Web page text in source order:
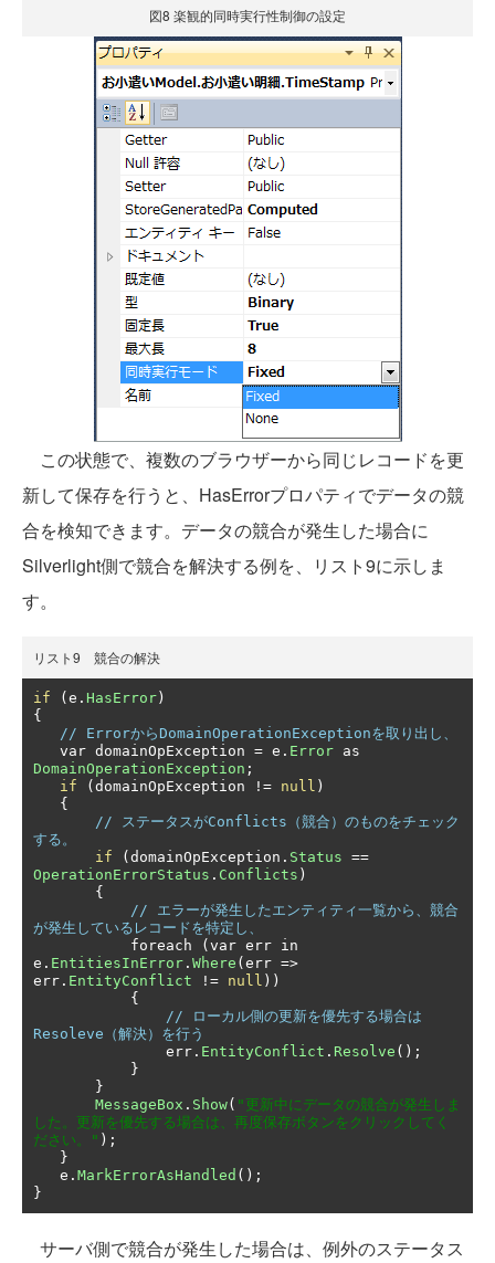
図8 楽観的同時実行性制御の設定
この状態で、複数のブラウザーから同じレコードを更
新して保存を行うと、HasErrorプロパティでデータの競
合を検知できます。データの競合が発生した場合に
Silverlight側で競合を解決する例を、リスト9に示しま
す。
リスト9 競合の解決
if ( e . HasError )
{
// ErrorからDomainOperationExceptionを取り出し、
   var domainOpException
= e . Error
DomainOperationException ;
if
( domainOpException != null )
{
// ステータスがConflicts（競合）のものをチェック
する。
if
( domainOpException . Status ==
OperationErrorStatus . Conflicts )
{
// エラーが発生したエンティティ一覧から、競合
が発生しているレコードを特定し、
           foreach
( var err in
e . EntitiesInError . Where ( err =>
err . EntityConflict != null ))
{
// ローカル側の更新を優先する場合は
Resoleve（解決）を行う
               err
. EntityConflict . Resolve ();
}
}
MessageBox . Show( "更新中にデータの競合が発生しま
した。更新を優先する場合は、再度保存ボタンをクリックしてく
ださい。" );
}
   e
. MarkErrorAsHandled ();
}
サーバ側で競合が発生した場合は、例外のステータス